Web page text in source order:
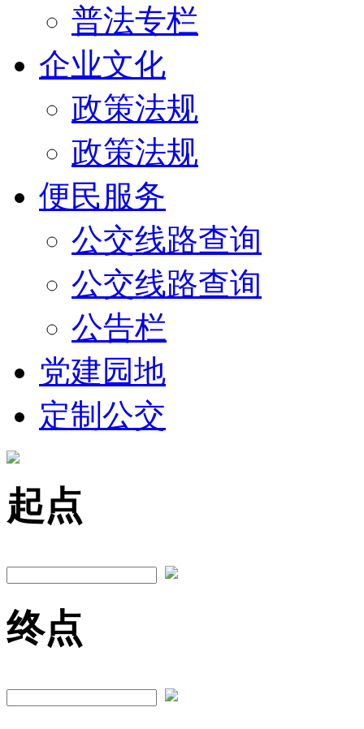
普法专栏
企业文化
政策法规
政策法规
便民服务
公交线路查询
公交线路查询
公告栏
党建园地
定制公交
起点
终点